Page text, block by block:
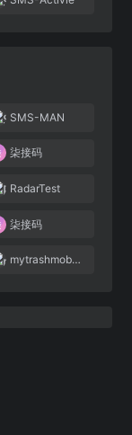
SMS-MAN
柒接码
RadarTest
柒接码
mytrashmobile